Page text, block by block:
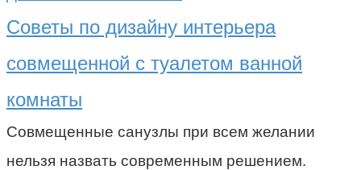
Советы по дизайну интерьера
совмещенной с туалетом ванной
комнаты
Совмещенные санузлы при всем желании
нельзя назвать современным решением.